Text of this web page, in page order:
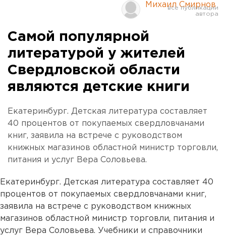
Михаил Смирнов
Самой популярной
литературой у жителей
Свердловской области
являются детские книги
Екатеринбург. Детская литература составляет
40 процентов от покупаемых свердловчанами
книг, заявила на встрече с руководством
книжных магазинов областной министр торговли,
питания и услуг Вера Соловьева.
Екатеринбург. Детская литература составляет 40
процентов от покупаемых свердловчанами книг,
заявила на встрече с руководством книжных
магазинов областной министр торговли, питания и
услуг Вера Соловьева. Учебники и справочники